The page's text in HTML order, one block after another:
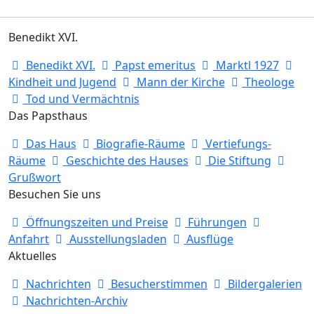
Benedikt XVI.
Benedikt XVI.
Papst emeritus
Marktl 1927
Kindheit und Jugend
Mann der Kirche
Theologe
Tod und Vermächtnis
Das Papsthaus
Das Haus
Biografie-Räume
Vertiefungs-
Räume
Geschichte des Hauses
Die Stiftung
Grußwort
Besuchen Sie uns
Öffnungszeiten und Preise
Führungen
Anfahrt
Ausstellungsladen
Ausflüge
Aktuelles
Nachrichten
Besucherstimmen
Bildergalerien
Nachrichten-Archiv